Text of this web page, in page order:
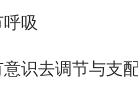
吸
去调节与支配